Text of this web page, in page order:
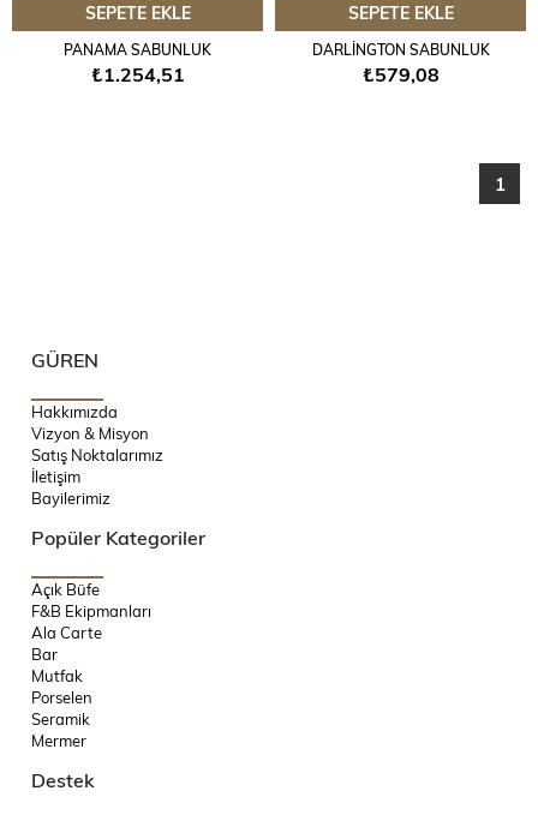
SEPETE EKLE
PANAMA SABUNLUK
₺1.254,51
SEPETE EKLE
DARLİNGTON SABUNLUK
₺579,08
1
GÜREN
Hakkımızda
Vizyon & Misyon
Satış Noktalarımız
İletişim
Bayilerimiz
Popüler Kategoriler
Açık Büfe
F&B Ekipmanları
Ala Carte
Bar
Mutfak
Porselen
Seramik
Mermer
Destek